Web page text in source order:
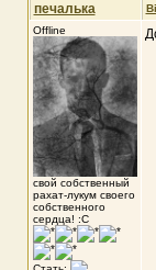
печалька
Offline
свой собственный
рахат-лукум своего
собственного
сердца! :С